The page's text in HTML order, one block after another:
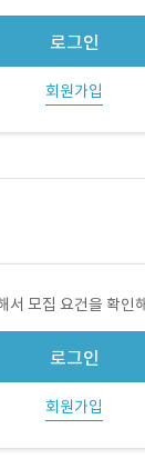
로그인
회원가입
서 모집 요건을 확인
로그인
회원가입